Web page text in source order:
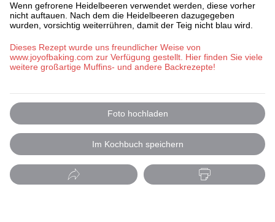
Wenn gefrorene Heidelbeeren verwendet werden, diese vorher
nicht auftauen. Nach dem die Heidelbeeren dazugegeben
wurden, vorsichtig weiterrühren, damit der Teig nicht blau wird.
Dieses Rezept wurde uns freundlicher Weise von
www.joyofbaking.com zur Verfügung gestellt. Hier finden Sie viele
weitere großartige Muffins- und andere Backrezepte!
Foto hochladen
Im Kochbuch speichern